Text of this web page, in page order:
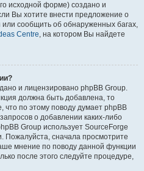
исходной форме) создано и
Вы хотите внести предложение о
сообщить об обнаруженных багах,
Centre, на котором Вы найдете
и лицензировано phpBB Group.
должна быть добавлена, то
что по этому поводу думает phpBB
о добавлении каких-либо
Group использует SourceForge
сначала просмотрите
мнение по поводу данной функции
после этого следуйте процедуре,